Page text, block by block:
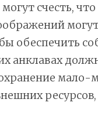
счесть,
обеспечить
анклавах
мало-